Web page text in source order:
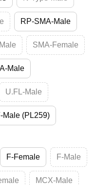
RP-SMA-Male
SMA-Female
Male
U.FL-Male
Male (PL259)
F-Female F-Male
MCX-Male